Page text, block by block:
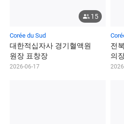
15
Corée du Sud
대한적십자사 경기혈액원
원장 표창장
2026-06-17
전북
의